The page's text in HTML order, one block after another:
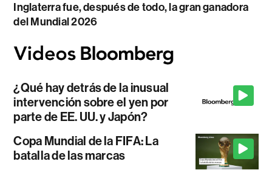
Inglaterra fue, después de todo, la gran ganadora
del Mundial 2026
¿Qué hay detrás de la inusual
intervención sobre el yen por
parte de EE. UU. y Japón?
Copa Mundial de la FIFA: La
batalla de las marcas